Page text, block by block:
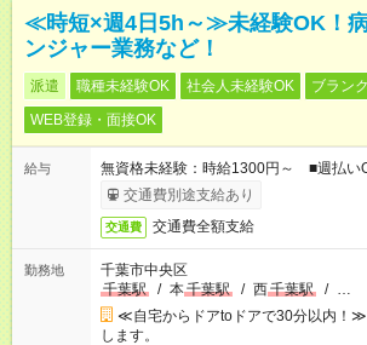
≪時短×週4日5h～≫未経験OK！
ンジャー業務など！
派遣 職種未経験OK 社会人未経験OK
ブラン
WEB登録・面接OK
給与
無資格未経験：時給1300円～ ■週払
交通費別途支給あり
交通費 交通費全額支給
勤務地
千葉市中央区
千葉駅
/ 本千葉駅 / 西千葉駅 / …
≪自宅からドアtoドアで30分以内！
します。